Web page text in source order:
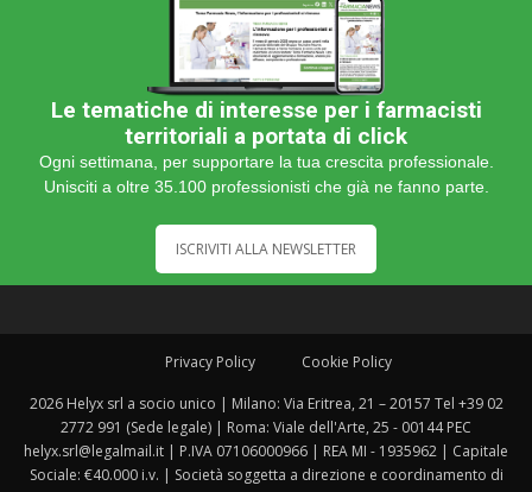
Le tematiche di interesse per i farmacisti
territoriali a portata di click
Ogni settimana, per supportare la tua crescita professionale.
Unisciti a oltre 35.100 professionisti che già ne fanno parte.
ISCRIVITI ALLA NEWSLETTER
Privacy Policy Cookie Policy
2026 Helyx srl a socio unico | Milano: Via Eritrea, 21 – 20157 Tel +39 02
2772 991 (Sede legale) | Roma: Viale dell'Arte, 25 - 00144 PEC
helyx.srl@legalmail.it | P.IVA 07106000966 | REA MI - 1935962 | Capitale
Sociale: €40.000 i.v. | Società soggetta a direzione e coordinamento di